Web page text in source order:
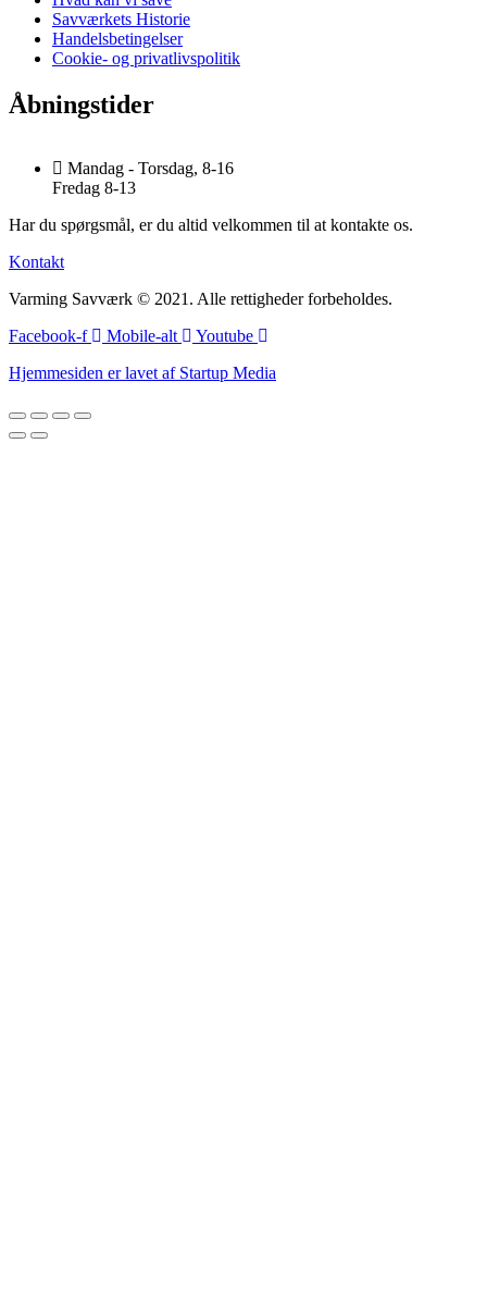
Savværkets Historie
Handelsbetingelser
Cookie- og privatlivspolitik
Åbningstider
Mandag - Torsdag, 8-16
Fredag 8-13
Har du spørgsmål, er du altid velkommen til at kontakte os.
Kontakt
Varming Savværk © 2021. Alle rettigheder forbeholdes.
Facebook-f
Mobile-alt
Youtube
Hjemmesiden er lavet af Startup Media